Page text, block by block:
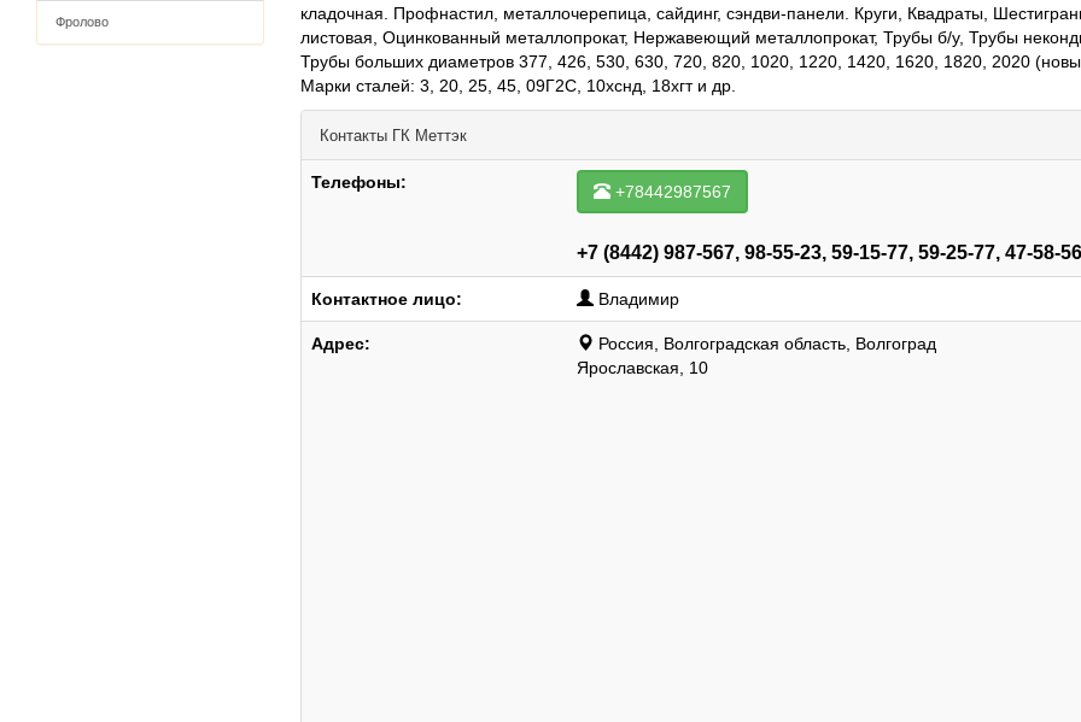
Фролово
кладочная. Профнастил, металлочерепица, сайдинг, сэндви-панели. Круги, Квадраты,
листовая, Оцинкованный металлопрокат, Нержавеющий металлопрокат, Трубы б/у, Трубы
Трубы больших диаметров 377, 426, 530, 630, 720, 820, 1020, 1220, 1420, 1620, 1820, 2020
Марки сталей: 3, 20, 25, 45, 09Г2С, 10хснд, 18хгт и др.
Контакты ГК Меттэк
Телефоны: +78442987567
+7 (8442) 987-567, 98-55-23, 59-15-77, 59-25-77, 47-58-56
Контактное лицо: Владимир
Адрес:
Россия, Волгоградская область, Волгоград
Ярославская, 10